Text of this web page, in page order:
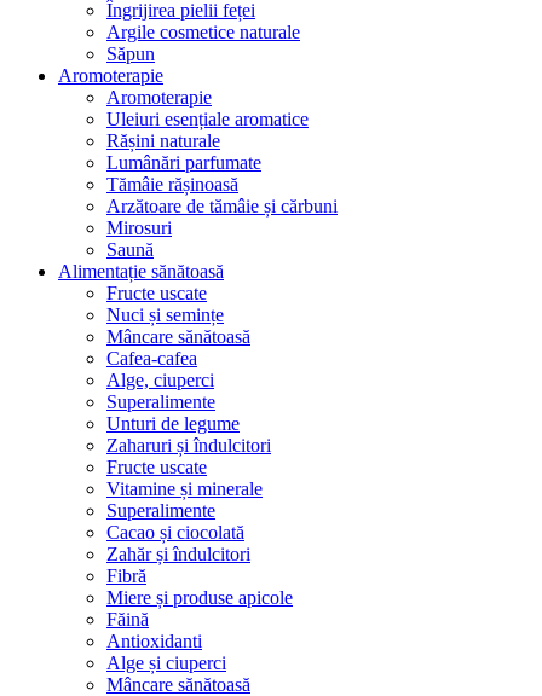
Îngrijirea pielii feței
Argile cosmetice naturale
Săpun
Aromoterapie
Aromoterapie
Uleiuri esențiale aromatice
Rășini naturale
Lumânări parfumate
Tămâie rășinoasă
Arzătoare de tămâie și cărbuni
Mirosuri
Saună
Alimentație sănătoasă
Fructe uscate
Nuci și semințe
Mâncare sănătoasă
Cafea-cafea
Alge, ciuperci
Superalimente
Unturi de legume
Zaharuri și îndulcitori
Fructe uscate
Vitamine și minerale
Superalimente
Cacao și ciocolată
Zahăr și îndulcitori
Fibră
Miere și produse apicole
Făină
Antioxidanti
Alge și ciuperci
Mâncare sănătoasă